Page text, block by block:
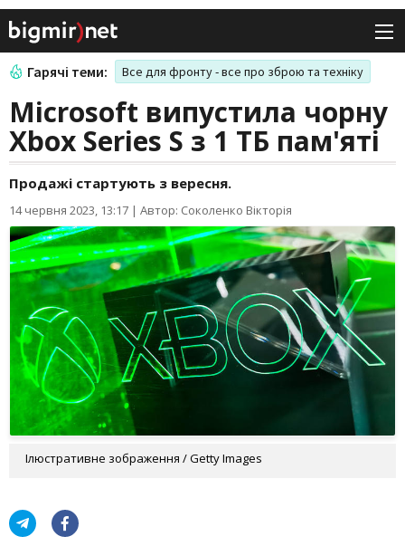
Гарячі теми: Все для фронту - все про зброю та техніку
Microsoft випустила чорну
Xbox Series S з 1 ТБ пам'яті
Продажі стартують з вересня.
14 червня 2023, 13:17 | Автор: Соколенко Вікторія
Ілюстративне зображення / Getty Images